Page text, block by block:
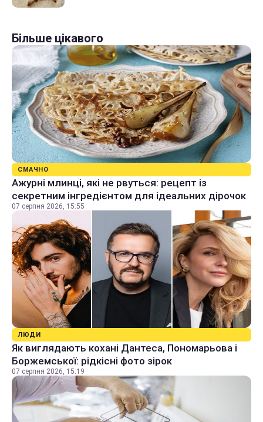
Більше цікавого
СМАЧНО
Ажурні млинці, які не рвуться: рецепт із
секретним інгредієнтом для ідеальних дірочок
07 серпня 2026, 15:55
ЛЮДИ
Як виглядають кохані Дантеса, Пономарьова і
Боржемської: рідкісні фото зірок
07 серпня 2026, 15:19